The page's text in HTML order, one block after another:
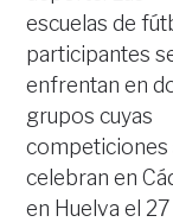
escuelas de
participantes
enfrentan en
grupos cuyas
competiciones
celebran en
en Huelva el